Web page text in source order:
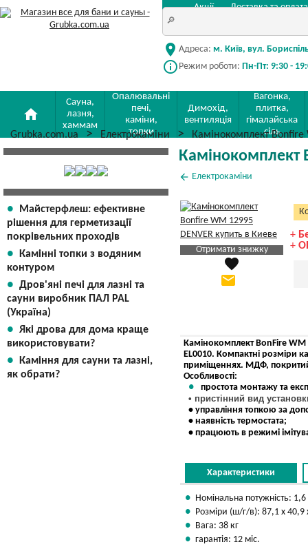
Акції Доставка та оплата
location_on Адреса: м. Київ, вул.
info_outline Режим роботи: Пн-Пт: 9:30 -
home
Сауна,
лазня,
хаммам
Опалювальні
печі,
каміни,
топки
Димохід,
вентиляція
Вагонка,
плитка,
гімалайська
сіль
Grubka.com.ua Електрокаміни Камінокомплект Bonfire
Майстерфлеш: ефективне
рішення для герметизації
покрівельних проходів
Камінні топки з водяним
контуром
Дров'яні печі для лазні та
сауни виробник ПАЛ PAL
(Україна)
Які дрова для дома краще
використовувати?
Каміння для сауни та лазні,
як обрати?
Камінокомплект
arrow_back Електрокаміни
Отримати знижку
Яка Ваша ціна
Вказати мою ціну
favorite
email
+
+
Камінокомплект BonFire WM
EL0010. Компактні розміри
приміщеннях. МДФ,
Особливості:
простота монтажу та
• пристінний вид
• управління топкою за
• наявність термостата;
• працюють в режимі
Характеристики
Номінальна потужність: 1,6
Розміри (ш/г/в): 87,1 х 40,9
Вага: 38 кг
гарантія: 12 міс.